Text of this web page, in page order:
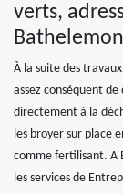
verts,
À la suite des
assez conséquent
directement à la
les broyer sur place
comme fertilisant. A
les services de